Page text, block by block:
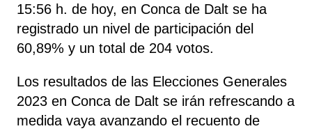
15:56 h. de hoy, en Conca de Dalt se ha
registrado un nivel de participación del
60,89% y un total de 204 votos.
Los resultados de las Elecciones Generales
2023 en Conca de Dalt se irán refrescando a
medida vaya avanzando el recuento de